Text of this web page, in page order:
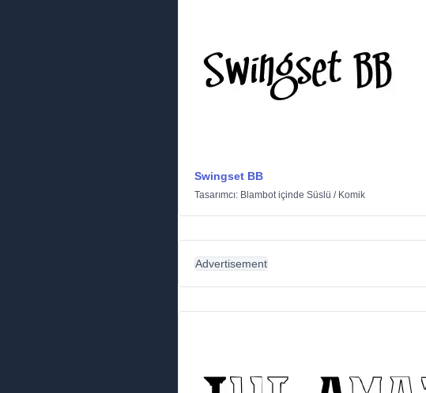
Swingset BB
Tasarımcı: Blambotiçinde Süslü / Komik
Advertisement